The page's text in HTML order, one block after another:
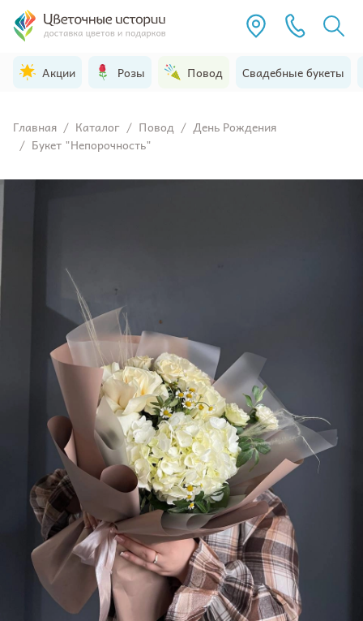
Акции Розы Повод Свадебные букеты
Главная / Каталог / Повод / День Рождения
/ Букет "Непорочность"